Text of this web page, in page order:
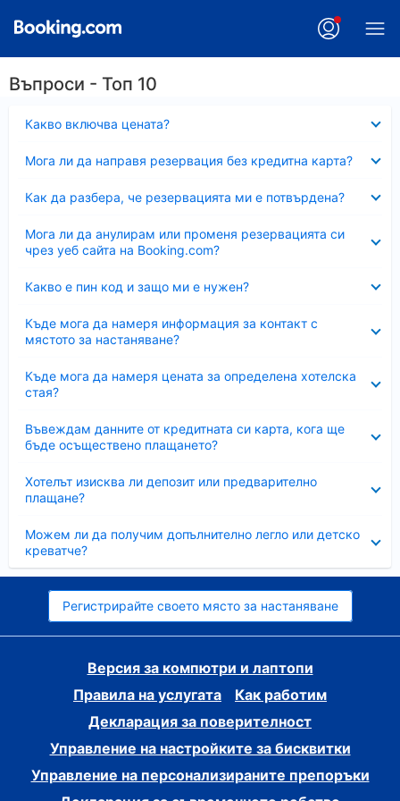
Въпроси - Топ 10
Какво включва цената?
Мога ли да направя резервация без кредитна карта?
Как да разбера, че резервацията ми е потвърдена?
Мога ли да анулирам или променя резервацията си
чрез уеб сайта на Booking.com?
Какво е пин код и защо ми е нужен?
Къде мога да намеря информация за контакт с
мястото за настаняване?
Къде мога да намеря цената за определена хотелска
стая?
Въвеждам данните от кредитната си карта, кога ще
бъде осъществено плащането?
Хотелът изисква ли депозит или предварително
плащане?
Можем ли да получим допълнително легло или детско
креватче?
Регистрирайте своето място за настаняване
Версия за компютри и лаптопи
Правила на услугата
Как работим
Декларация за поверителност
Управление на настройките за бисквитки
Управление на персонализираните препоръки